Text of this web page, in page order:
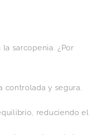
sarcopenia. ¿Por
controlada y segura.
reduciendo el